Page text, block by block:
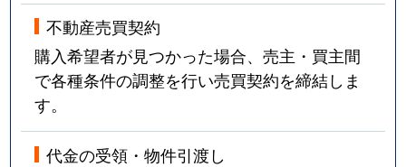
不動産売買契約
購入希望者が見つかった場合、売主・買主間
で各種条件の調整を行い売買契約を締結しま
す。
代金の受領・物件引渡し